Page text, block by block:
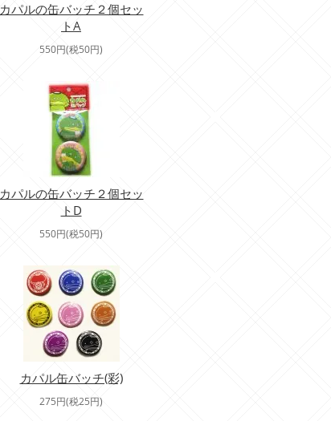
カパルの缶バッチ２個セッ
トA
550円(税50円)
カパルの缶バッチ２個セッ
トD
550円(税50円)
カパル缶バッチ(彩)
275円(税25円)